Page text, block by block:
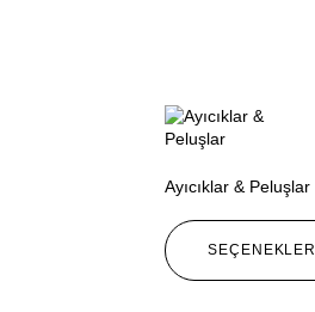
Ayıcıklar & Peluşlar
SEÇENEKLER